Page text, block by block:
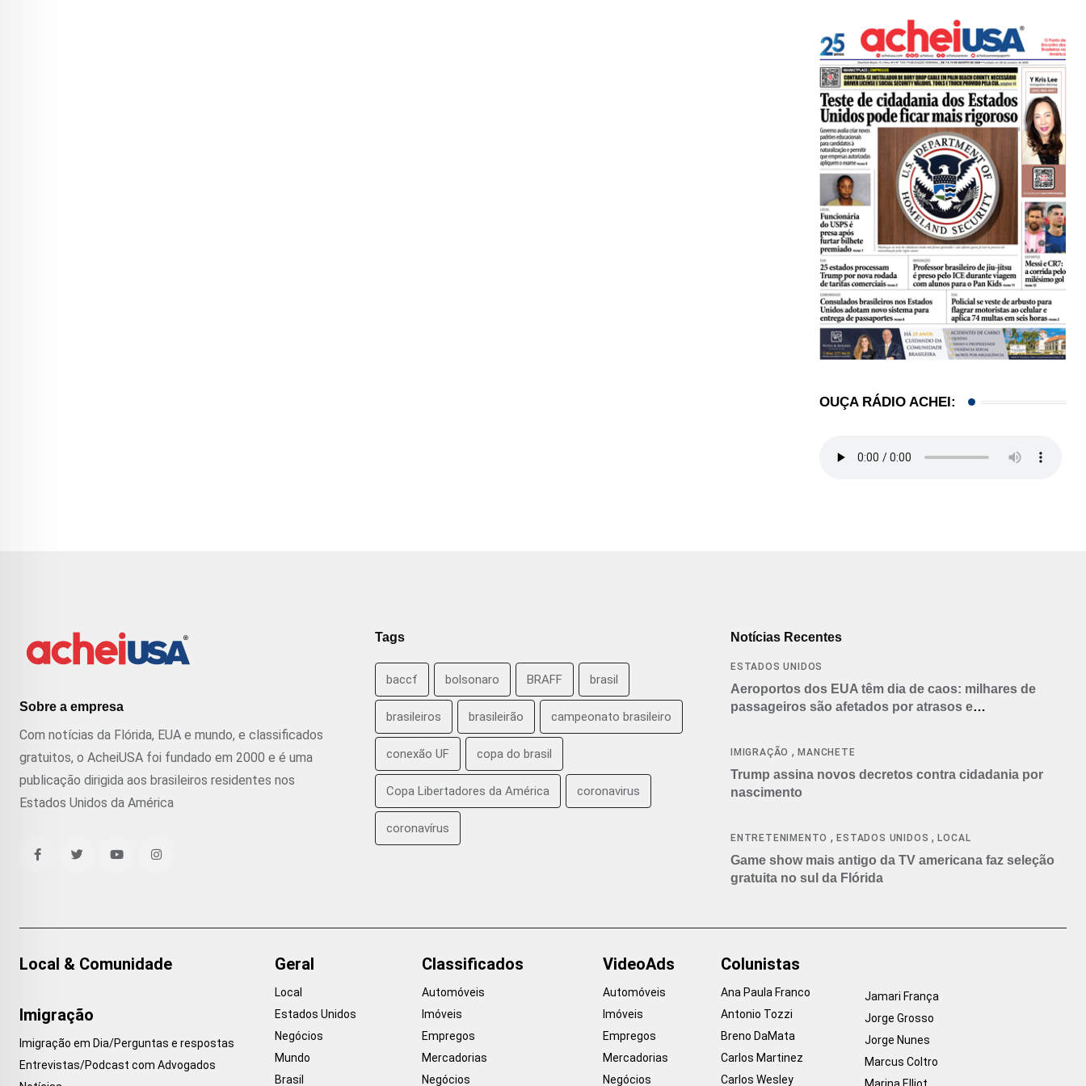
OUÇA RÁDIO ACHEI:
Sobre a empresa
Com notícias da Flórida, EUA e mundo, e classificados
gratuitos, o AcheiUSA foi fundado em 2000 e é uma
publicação dirigida aos brasileiros residentes nos
Estados Unidos da América
Tags
baccf bolsonaro BRAFF brasil
brasileiros brasileirão campeonato brasileiro
conexão UF copa do brasil
Copa Libertadores da América coronavirus
coronavírus
Notícias Recentes
ESTADOS UNIDOS
Aeroportos dos EUA têm dia de caos: milhares de
passageiros são afetados por atrasos e
IMIGRAÇÃO ,MANCHETE
Trump assina novos decretos contra cidadania por
nascimento
ENTRETENIMENTO ,ESTADOS UNIDOS ,LOCAL
Game show mais antigo da TV americana faz seleção
gratuita no sul da Flórida
Local & Comunidade
Imigração
Imigração em Dia/Perguntas e respostas
Entrevistas/Podcast com Advogados
Geral
Local
Estados Unidos
Negócios
Mundo
Brasil
Classificados
Automóveis
Imóveis
Empregos
Mercadorias
Negócios
VideoAds
Automóveis
Imóveis
Empregos
Mercadorias
Negócios
Colunistas
Ana Paula Franco
Antonio Tozzi
Breno DaMata
Carlos Martinez
Carlos Wesley
Jamari França
Jorge Grosso
Jorge Nunes
Marcus Coltro